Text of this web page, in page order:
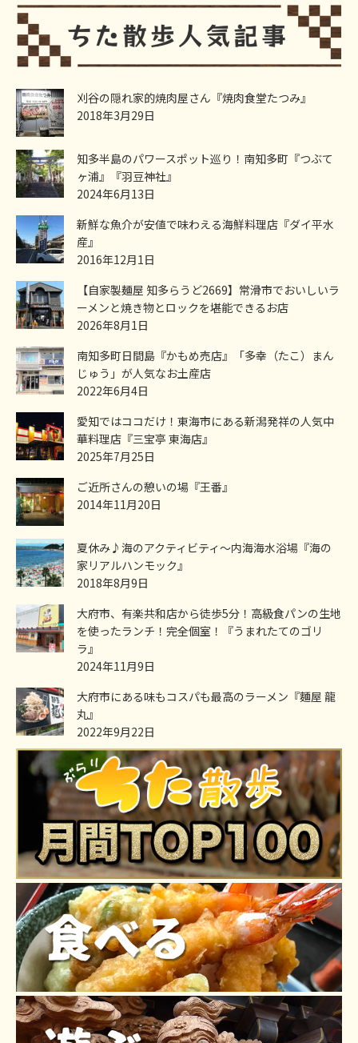
刈谷の隠れ家的焼肉屋さん『焼肉食堂たつみ』
2018年3月29日
知多半島のパワースポット巡り！南知多町『つぶて
ヶ浦』『羽豆神社』
2024年6月13日
新鮮な魚介が安値で味わえる海鮮料理店『ダイ平水
産』
2016年12月1日
【自家製麺屋 知多らうど2669】常滑市でおいしいラ
ーメンと焼き物とロックを堪能できるお店
2026年8月1日
南知多町日間島『かもめ売店』「多幸（たこ）まん
じゅう」が人気なお土産店
2022年6月4日
愛知ではココだけ！東海市にある新潟発祥の人気中
華料理店『三宝亭 東海店』
2025年7月25日
ご近所さんの憩いの場『王番』
2014年11月20日
夏休み♪海のアクティビティ～内海海水浴場『海の
家リアルハンモック』
2018年8月9日
大府市、有楽共和店から徒歩5分！高級食パンの生地
を使ったランチ！完全個室！『うまれたてのゴリ
ラ』
2024年11月9日
大府市にある味もコスパも最高のラーメン『麵屋 龍
丸』
2022年9月22日